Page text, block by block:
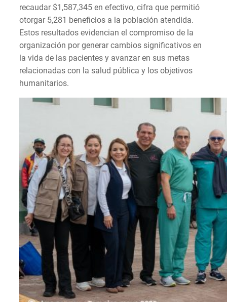
recaudar $1,587,345 en efectivo, cifra que permitió
otorgar 5,281 beneficios a la población atendida.
Estos resultados evidencian el compromiso de la
organización por generar cambios significativos en
la vida de las pacientes y avanzar en sus metas
relacionadas con la salud pública y los objetivos
humanitarios.